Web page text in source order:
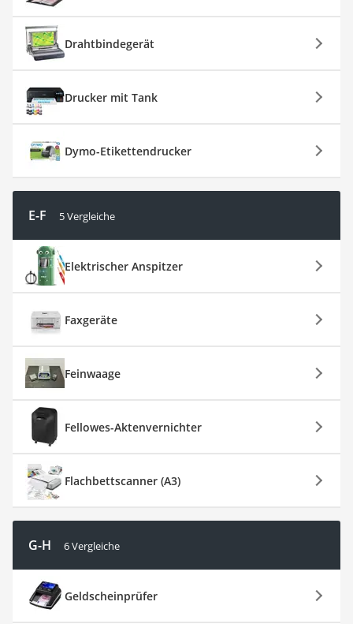
Drahtbindegerät
Drucker mit Tank
Dymo-Etikettendrucker
E-F 5 Vergleiche
Elektrischer Anspitzer
Faxgeräte
Feinwaage
Fellowes-Aktenvernichter
Flachbettscanner (A3)
G-H 6 Vergleiche
Geldscheinprüfer